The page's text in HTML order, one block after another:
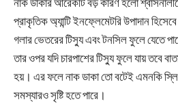
প্রাকৃতিক অ্যান্টি ইনফ্লেমেটরি উপাদান
গলার ভেতরের টিস্যু এবং টনসিল ফুলে যেতে
তার ওপর যদি চারপাশের টিস্যু ফুলে যায় তবে
হয়। এর ফলে নাক ডাকা তো বটেই এমনকি
সমস্যারও সৃষ্টি হতে পারে।